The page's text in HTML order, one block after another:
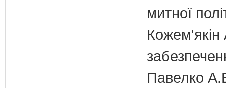
митної
Кожем'якін
Павелко